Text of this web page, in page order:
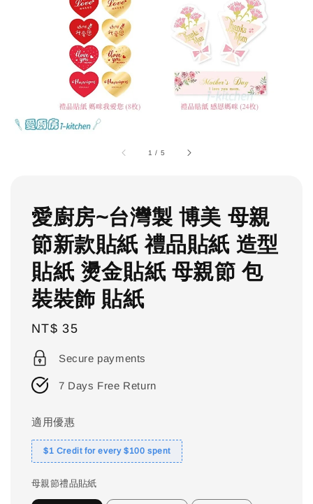
1 / 5
愛廚房~台灣製 博美 母親
節新款貼紙 禮品貼紙 造型
貼紙 燙金貼紙 母親節 包
裝裝飾 貼紙
Regular
price
NT$ 35
Secure payments
7 Days Free Return
適用優惠
$1 Credit for every $100 spent
母親節禮品貼紙